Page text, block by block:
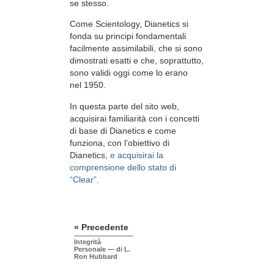
se stesso.
Come Scientology, Dianetics si
fonda su principi fondamentali
facilmente assimilabili, che si sono
dimostrati esatti e che, soprattutto,
sono validi oggi come lo erano
nel 1950.
In questa parte del sito web,
acquisirai familiarità con i concetti
di base di Dianetics e come
funziona, con l’obiettivo di
Dianetics, e acquisirai la
comprensione dello stato di
“Clear”.
« Precedente
Integrità
Personale — di L.
Ron Hubbard